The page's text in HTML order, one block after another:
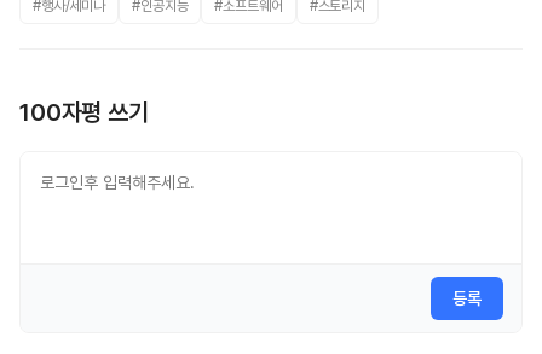
#행사/세미나 #인공지능 #소프트웨어 #스토리지
100자평 쓰기
등록